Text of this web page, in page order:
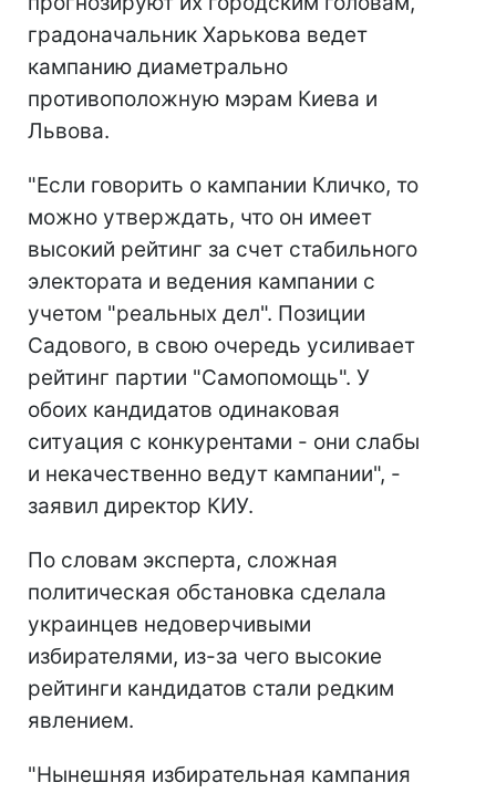
градоначальник Харькова ведет
кампанию диаметрально
противоположную мэрам Киева и
Львова.
"Если говорить о кампании Кличко, то
можно утверждать, что он имеет
высокий рейтинг за счет стабильного
электората и ведения кампании с
учетом "реальных дел". Позиции
Садового, в свою очередь усиливает
рейтинг партии "Самопомощь". У
обоих кандидатов одинаковая
ситуация с конкурентами - они слабы
и некачественно ведут кампании", -
заявил директор КИУ.
По словам эксперта, сложная
политическая обстановка сделала
украинцев недоверчивыми
избирателями, из-за чего высокие
рейтинги кандидатов стали редким
явлением.
"Нынешняя избирательная кампания